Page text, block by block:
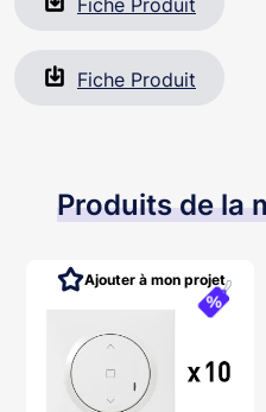
Fiche Produit
Produits de la
Ajouter à mon projet